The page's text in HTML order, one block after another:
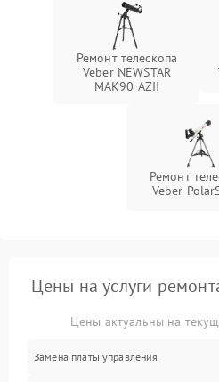
Ремонт телескопа
Veber NEWSTAR
MAK90 AZII
Ремонт
Veber
Цены на услуги
Цены актуальны на
Замена платы управления